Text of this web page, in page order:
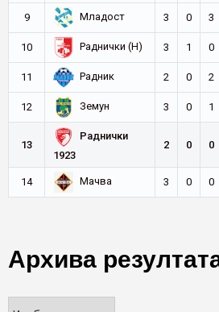
9 Младост 3 0 3
10 Раднички (Н) 3 1 0
11 Радник 2 0 2
12 Земун 3 0 1
13
Раднички
1923
2 0 0
14 Мачва 3 0 0
Архива